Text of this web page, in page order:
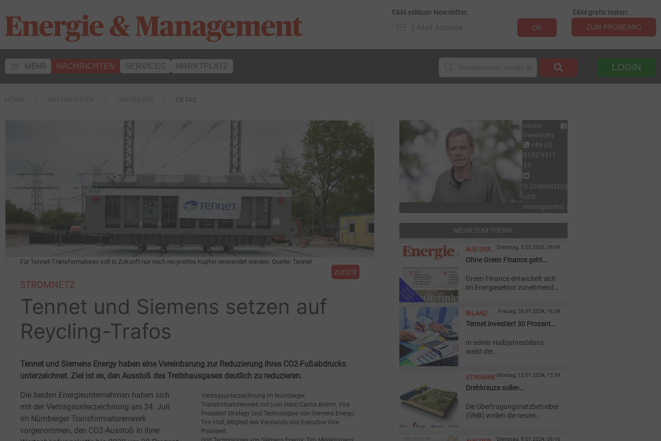
E&M exklusiv Newsletter:
OK
E&M gratis testen:
ZUM PROBEABO
MEHR NACHRICHTEN SERVICES MARKTPLATZ LOGIN
DETAIL
Für Tennet-Transformatoren soll in Zukunft nur noch recyceltes Kupfer verwendet werden. Quelle: Tennet
zurück
STROMNETZ
Tennet und Siemens setzen auf
Reycling-Trafos
Tennet und Siemens Energy haben eine Vereinbarung zur Reduzierung ihres CO2-Fußabdrucks
unterzeichnet. Ziel ist es, den Ausstoß des Treibhausgases deutlich zu reduzieren.
Die beiden Energieunternehmen haben sich
mit der Vertragsunterzeichnung am 24. Juli
im Nürnberger Transformatorenwerk
vorgenommen, den CO2-Ausstoß in ihrer
Vertragsunterzeichnung im Nürnberger
Transformatorenwerk mit (von links) Carina Brehm, Vice
President Strategy Grid Technologies von Siemens Energy;
Tim Holt, Mitglied des Vorstands und Executive Vice
President
Günter
Drewnitzky
+49 (0)
8152 9311
15
G.Drewnitzky@energie-
und-
management.de
MEHR ZUM THEMA
AUS DER
AKTUELLEN
Dienstag, 5.05.2026, 09:09
Ohne Green Finance geht
Green Finance entwickelt sich
im Energiesektor zunehmend
und Netzinfrastrukturen.
BILANZ Freitag, 26.07.2024, 16:04
Tennet investiert 30 Prozent
In seiner Halbjahresbilanz
weist der
erhöhte Investitionen aus.
Zugleich sank der Umsatz um
STROMNETZMontag, 15.07.2024, 13:39
Drehkreuze sollen
machen
Die Übertragungsnetzbetreiber
(ÜNB) wollen die neuen
Dienstag, 9.07.2024, 09:16